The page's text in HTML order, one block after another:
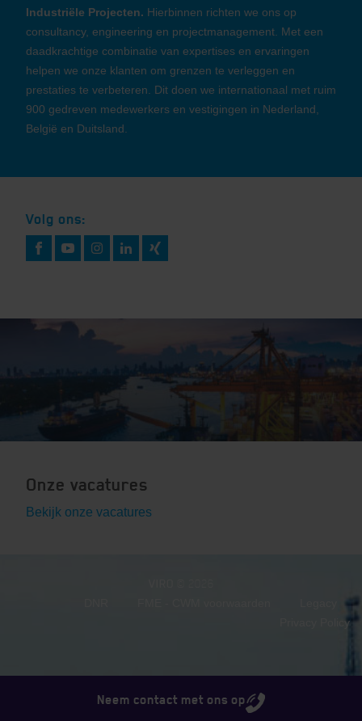
Neem contact met ons op
Industriële Projecten. Hierbinnen richten we ons op
consultancy, engineering en projectmanagement. Met een
daadkrachtige combinatie van expertises en ervaringen
helpen we onze klanten om grenzen te verleggen en
prestaties te verbeteren. Dit doen we internationaal met ruim
900 gedreven medewerkers en vestigingen in Nederland,
België en Duitsland.
Volg ons:
Onze vacatures
Bekijk onze vacatures
Privacy Policy